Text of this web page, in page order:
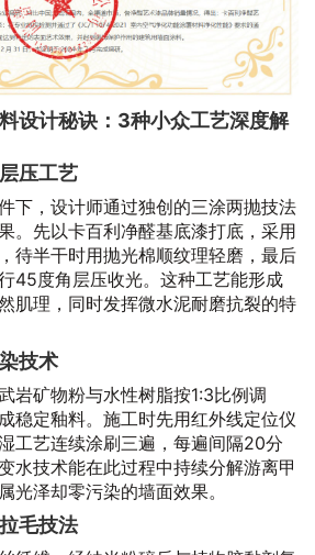
设计秘诀：3种小众工艺深度解
压工艺
下，设计师通过独创的三涂两抛技法
。先以卡百利净醛基底漆打底，采用
待半干时用抛光棉顺纹理轻磨，最后
45度角层压收光。这种工艺能形成
肌理，同时发挥微水泥耐磨抗裂的特
技术
岩矿物粉与水性树脂按1:3比例调
稳定釉料。施工时先用红外线定位仪
工艺连续涂刷三遍，每遍间隔20分
水技术能在此过程中持续分解游离甲
光泽却零污染的墙面效果。
毛技法